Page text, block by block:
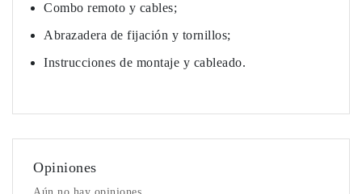
Combo remoto y cables;
Abrazadera de fijación y tornillos;
Instrucciones de montaje y cableado.
Opiniones